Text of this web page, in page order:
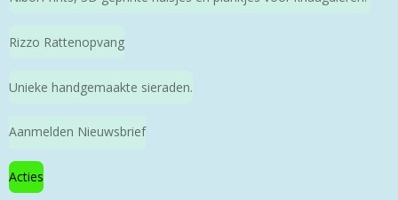
Rizzo Rattenopvang
Unieke handgemaakte sieraden.
Aanmelden Nieuwsbrief
Acties